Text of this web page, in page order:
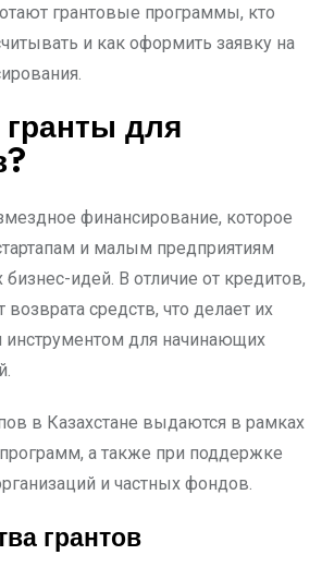
грантовые программы, кто
и как оформить заявку на
гранты для
финансирование, которое
и малым предприятиям
идей. В отличие от кредитов,
средств, что делает их
для начинающих
в Казахстане выдаются в рамках
а также при поддержке
и частных фондов.
грантов